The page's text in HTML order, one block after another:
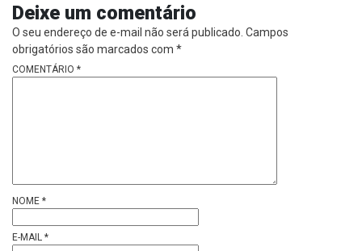
Deixe um comentário
O seu endereço de e-mail não será publicado. Campos
obrigatórios são marcados com *
COMENTÁRIO *
NOME *
E-MAIL *